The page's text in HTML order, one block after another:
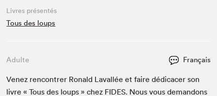
Livres présentés
Tous des loups
Adulte Français
Venez ren­con­tr­er Ronald Laval­lée et faire dédi­cac­er son
livre « Tous des loups » chez FIDES. Nous vous deman­dons